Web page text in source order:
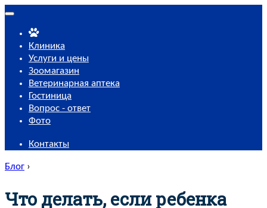
navigation
Клиника
Услуги и цены
Зоомагазин
Ветеринарная аптека
Гостиница
Вопрос - ответ
Фото
Контакты
Блог ›
Что делать, если ребенка